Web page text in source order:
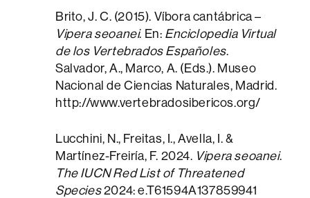
Brito, J. C. (2015). Víbora cantábrica –
Vipera seoanei. En: Enciclopedia Virtual
de los Vertebrados Españoles.
Salvador, A., Marco, A. (Eds.). Museo
Nacional de Ciencias Naturales, Madrid.
http://www.vertebradosibericos.org/
Lucchini, N., Freitas, I., Avella, I. &
Martínez-Freiría, F. 2024. Vipera seoanei.
The IUCN Red List of Threatened
Species2024: e.T61594A137859941